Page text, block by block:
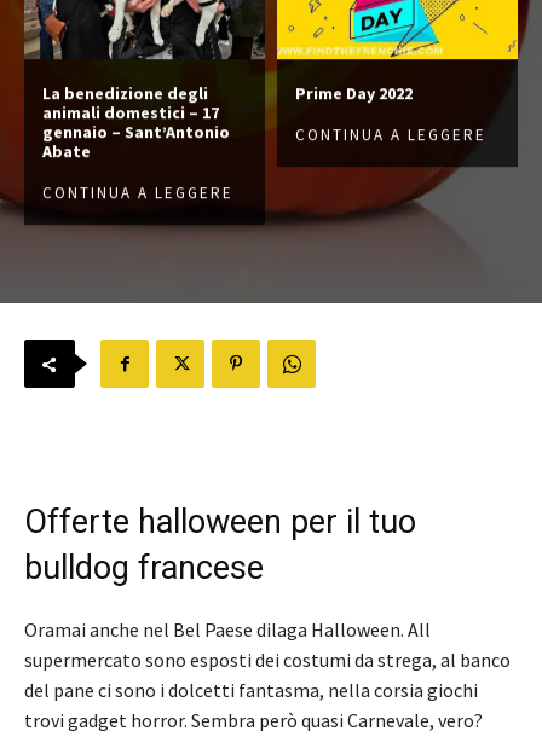
La benedizione degli
animali domestici – 17
gennaio – Sant’Antonio
Abate
CONTINUA A LEGGERE
Prime Day 2022
CONTINUA A LEGGERE
Offerte halloween per il tuo
bulldog francese
Oramai anche nel Bel Paese dilaga Halloween. All
supermercato sono esposti dei costumi da strega, al banco
del pane ci sono i dolcetti fantasma, nella corsia giochi
trovi gadget horror. Sembra però quasi Carnevale, vero?